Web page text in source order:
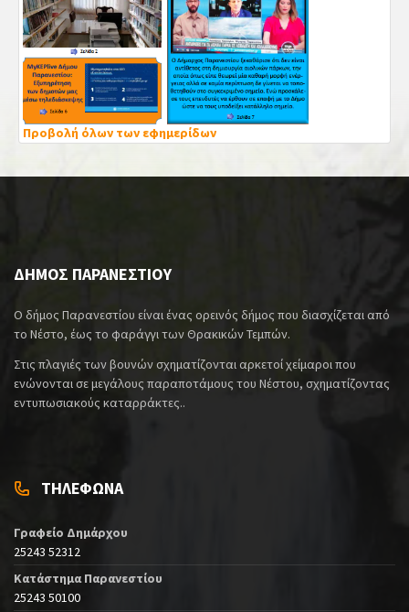
Προβολή όλων των εφημερίδων
ΔΗΜΟΣ ΠΑΡΑΝΕΣΤΙΟΥ
Ο δήμος Παρανεστίου είναι ένας ορεινός δήμος που διασχίζεται από
το Νέστο, έως το φαράγγι των Θρακικών Τεμπών.
Στις πλαγιές των βουνών σχηματίζονται αρκετοί χείμαροι που
ενώνονται σε μεγάλους παραποτάμους του Νέστου, σχηματίζοντας
εντυπωσιακούς καταρράκτες..
ΤΗΛΕΦΩΝΑ
Γραφείο Δημάρχου
25243 52312
Κατάστημα Παρανεστίου
25243 50100